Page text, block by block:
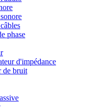
phase
d'impédance
de bruit